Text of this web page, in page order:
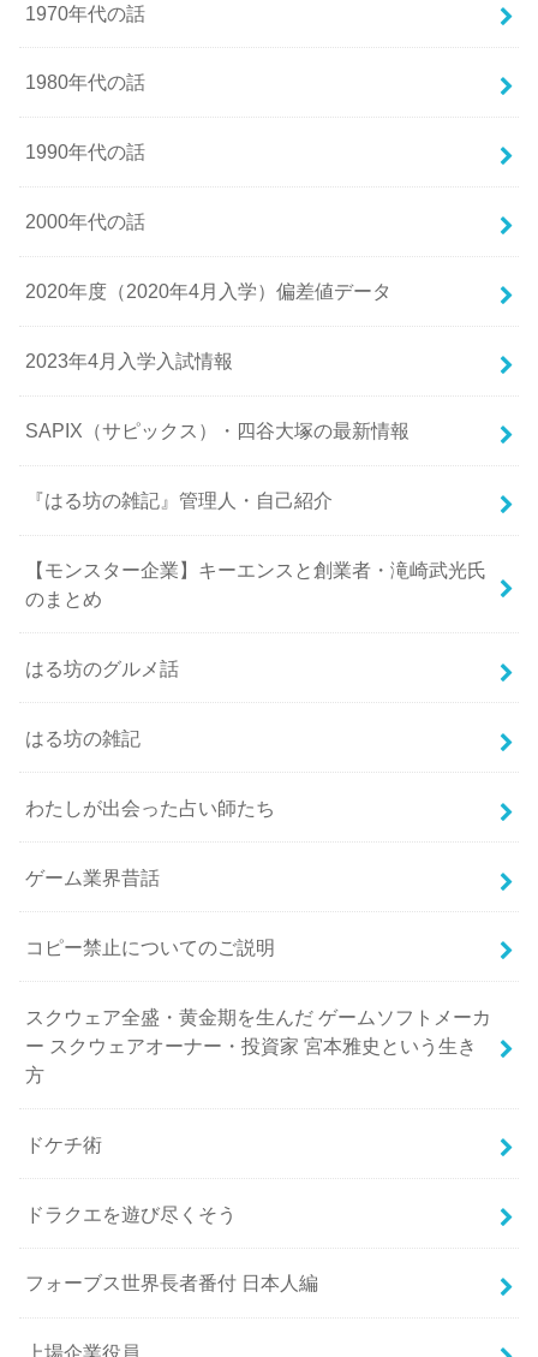
1970年代の話
1980年代の話
1990年代の話
2000年代の話
2020年度（2020年4月入学）偏差値データ
2023年4月入学入試情報
SAPIX（サピックス）・四谷大塚の最新情報
『はる坊の雑記』管理人・自己紹介
【モンスター企業】キーエンスと創業者・滝崎武光氏
のまとめ
はる坊のグルメ話
はる坊の雑記
わたしが出会った占い師たち
ゲーム業界昔話
コピー禁止についてのご説明
スクウェア全盛・黄金期を生んだ ゲームソフトメーカ
ー スクウェアオーナー・投資家 宮本雅史という生き
方
ドケチ術
ドラクエを遊び尽くそう
フォーブス世界長者番付 日本人編
上場企業役員